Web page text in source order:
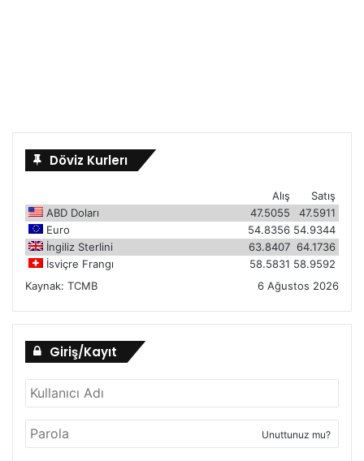
Döviz Kurlerı
Satış
Alış
ABD Doları
47.5911
47.5055
Euro
54.9344
54.8356
İngiliz Sterlini
64.1736
63.8407
İsviçre Frangı
58.9592
58.5831
Kaynak: TCMB 6 Ağustos 2026
Giriş/Kayıt
Unuttunuz mu?